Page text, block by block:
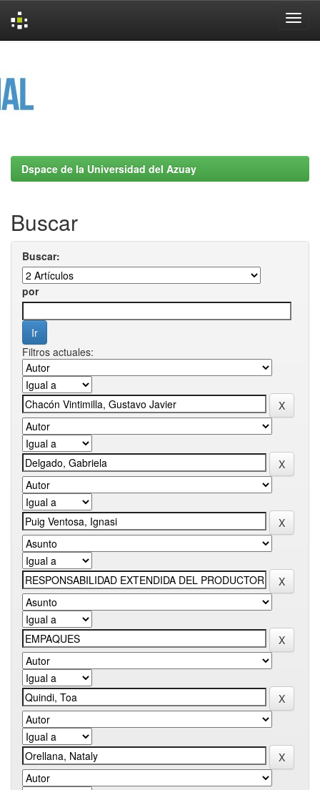
Dspace de la Universidad del Azuay
Buscar
Buscar:
por
Filtros actuales: